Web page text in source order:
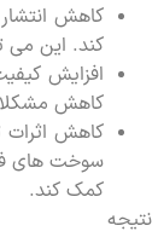
کاهش
کند. این می
افزایش
کاهش
کاهش اثرات
سوخت های
کمک کند.
نتیجه